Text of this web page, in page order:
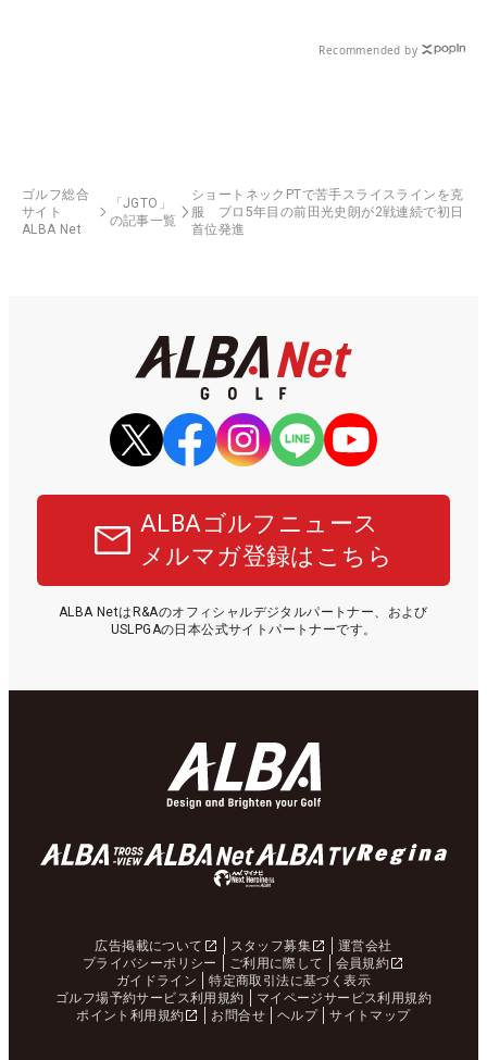
Recommended by
ゴルフ総合
サイト
ALBA Net
「JGTO」
の記事一覧
ショートネックPTで苦手スライスラインを克
服 プロ5年目の前田光史朗が2戦連続で初日
首位発進
ALBAゴルフニュース
メルマガ登録はこちら
ALBA NetはR&Aのオフィシャルデジタルパートナー、および
USLPGAの日本公式サイトパートナーです。
広告掲載について スタッフ募集
運営会社
プライバシーポリシー
ご利用に際して
会員規約
ガイドライン
特定商取引法に基づく表示
ゴルフ場予約サービス利用規約
マイページサービス利用規約
ポイント利用規約
お問合せ ヘルプ サイトマップ